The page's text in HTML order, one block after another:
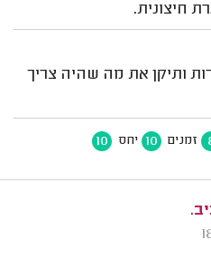
חיצונית.
ותיקן את מה שהיה צריך
זמנים 10 יחס 10